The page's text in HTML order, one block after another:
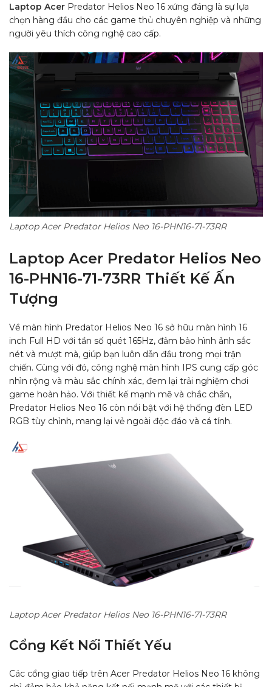
Laptop Acer Predator Helios Neo 16 xứng đáng là sự lựa
chọn hàng đầu cho các game thủ chuyên nghiệp và những
người yêu thích công nghệ cao cấp.
Laptop Acer Predator Helios Neo 16-PHN16-71-73RR
Laptop Acer Predator Helios Neo
16-PHN16-71-73RR Thiết Kế Ấn
Tượng
Về màn hình Predator Helios Neo 16 sở hữu màn hình 16
inch Full HD với tần số quét 165Hz, đảm bảo hình ảnh sắc
nét và mượt mà, giúp bạn luôn dẫn đầu trong mọi trận
chiến. Cùng với đó, công nghệ màn hình IPS cung cấp góc
nhìn rộng và màu sắc chính xác, đem lại trải nghiệm chơi
game hoàn hảo. Với thiết kế mạnh mẽ và chắc chắn,
Predator Helios Neo 16 còn nổi bật với hệ thống đèn LED
RGB tùy chỉnh, mang lại vẻ ngoài độc đáo và cá tính.
Laptop Acer Predator Helios Neo 16-PHN16-71-73RR
Cổng Kết Nối Thiết Yếu
Các cổng giao tiếp trên Acer Predator Helios Neo 16 không